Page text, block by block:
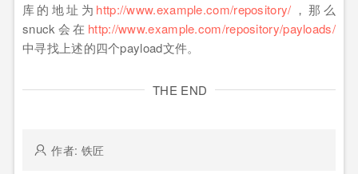
库的地址为 http://www.example.com/repository/ ，那么
snuck会在 http://www.example.com/repository/payloads/
中寻找上述的四个payload文件。
THE END
作者: 铁匠